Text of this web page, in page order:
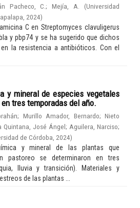
Pacheco, C.;Mejía, A. (Universidad
2024)
C en Streptomyces clavuligerus
y pbp74 y se ha sugerido que dichos
la resistencia a antibióticos. Con el
y mineral de especies vegetales
tres temporadas del año.
; Murillo Amador, Bernardo;Nieto
Quintana, José Ángel; Aguilera, Narciso;
de Córdoba 2024)
y mineral de las plantas que
pastoreo se determinaron en tres
lluvia y transición). Materiales y
de las plantas ...